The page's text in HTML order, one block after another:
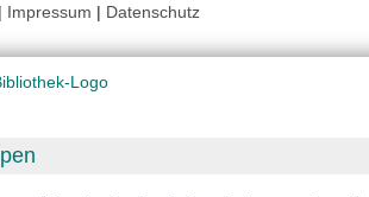
| Impressum | Datenschutz